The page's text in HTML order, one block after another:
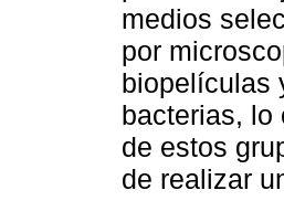
medios
por
biopelículas
bacterias, lo
de estos
de realizar